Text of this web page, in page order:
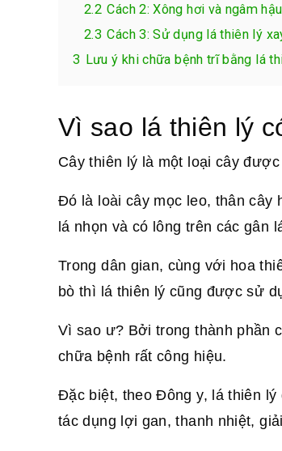
2.2 Cách 2: Xông hơi và ngâm
2.3 Cách 3: Sử dụng lá thiên lý
3 Lưu ý khi chữa bệnh trĩ bằng lá
Vì sao lá thiên lý
Cây thiên lý là một loại cây
Đó là loài cây mọc leo, thân cây
lá nhọn và có lông trên các gân
Trong dân gian, cùng với hoa
bò thì lá thiên lý cũng được sử
Vì sao ư? Bởi trong thành phần
chữa bệnh rất công hiệu.
Đặc biệt, theo Đông y, lá thiên
tác dụng lợi gan, thanh nhiệt,